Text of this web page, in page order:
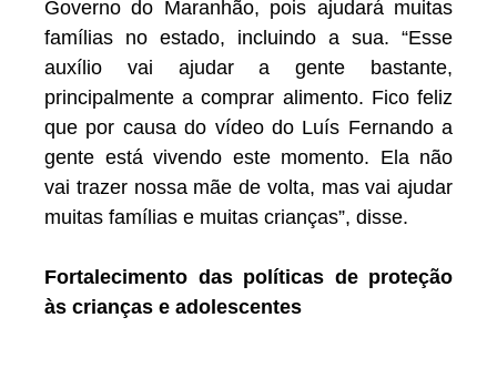
Governo do Maranhão, pois ajudará muitas
famílias no estado, incluindo a sua. “Esse
auxílio vai ajudar a gente bastante,
principalmente a comprar alimento. Fico feliz
que por causa do vídeo do Luís Fernando a
gente está vivendo este momento. Ela não
vai trazer nossa mãe de volta, mas vai ajudar
muitas famílias e muitas crianças”, disse.
Fortalecimento das políticas de proteção
às crianças e adolescentes